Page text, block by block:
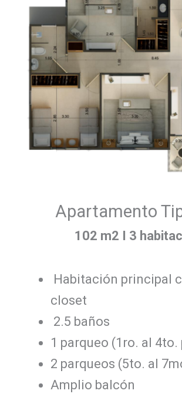
Apartamento
102 m2 I 3
Habitación principal
closet
2.5 baños
1 parqueo (1ro. al 4to.
2 parqueos (5to. al
Amplio balcón